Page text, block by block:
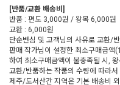
[반품/교환 배송비]
반품 : 편도 3,000원 / 왕복 6,000원
교환 : 6,000원
단순변심 및 고객님의 사유로 교환/
판매 작가님이 설정한 최소구매금
하여 최소구매금액이 불충족될 시,
교환/반품하는 작품의 수량에 따라
제주/도서산간 지역은 기본 배송비